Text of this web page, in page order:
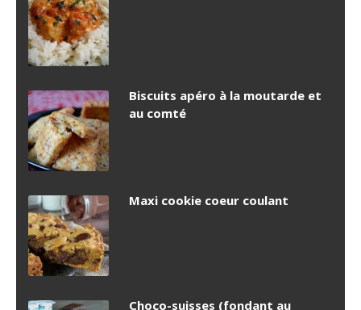
Biscuits apéro à la moutarde et
au comté
Maxi cookie coeur coulant
Choco-suisses (fondant au